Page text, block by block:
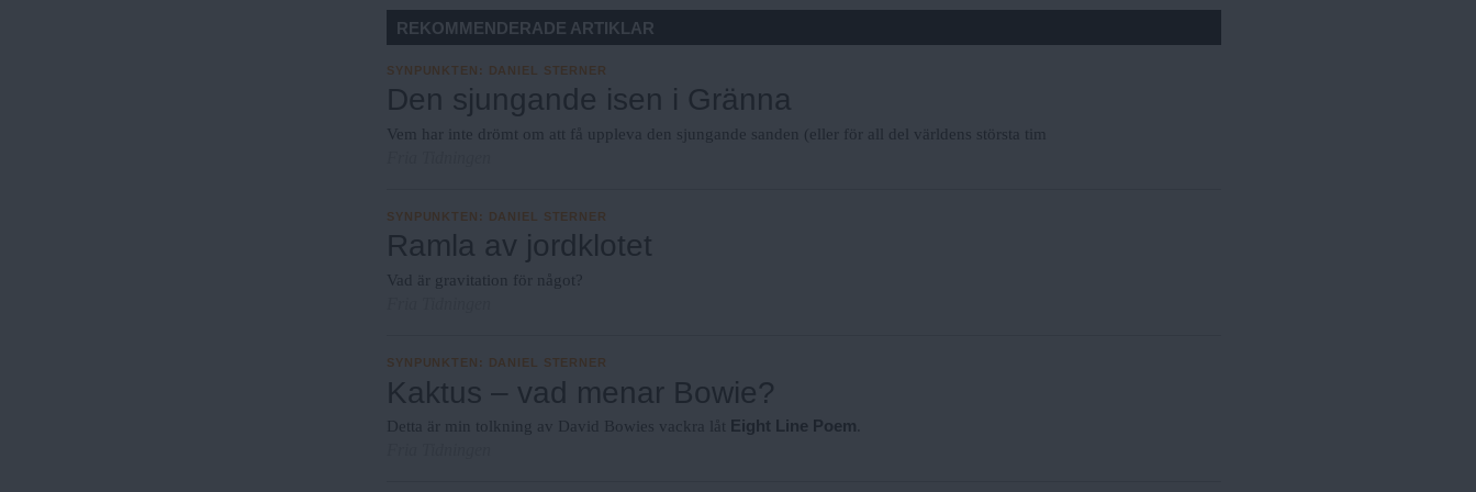
REKOMMENDERADE ARTIKLAR
SYNPUNKTEN : DANIEL STERNER
Den sjungande isen i Gränna
Vem har inte drömt om att få uppleva den sjungande sanden (eller för all del världens största tim
SYNPUNKTEN : DANIEL STERNER
Ramla av jordklotet
Vad är gravitation för något?
SYNPUNKTEN : DANIEL STERNER
Kaktus – vad menar Bowie?
Detta är min tolkning av David Bowies vackra låt Eight Line Poem